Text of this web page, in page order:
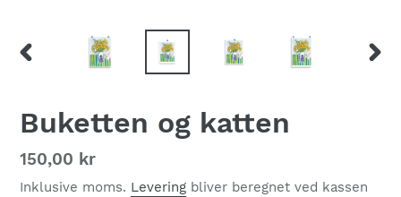
Buketten og katten
Normalpris
150,00 kr
Inklusive moms. Levering bliver beregnet ved kassen